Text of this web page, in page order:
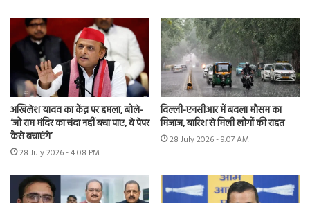
अखिलेश यादव का केंद्र पर हमला, बोले-
‘जो राम मंदिर का चंदा नहीं बचा पाए, वे पेपर
कैसे बचाएंगे’
28 July 2026 - 4:08 PM
दिल्ली-एनसीआर में बदला मौसम का
मिजाज, बारिश से मिली लोगों की राहत
28 July 2026 - 9:07 AM